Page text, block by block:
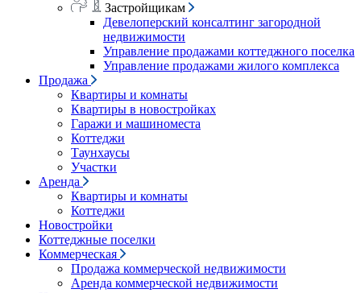
Застройщикам
Девелоперский консалтинг загородной
недвижимости
Управление продажами коттеджного поселка
Управление продажами жилого комплекса
Продажа
Квартиры и комнаты
Квартиры в новостройках
Гаражи и машиноместа
Коттеджи
Таунхаусы
Участки
Аренда
Квартиры и комнаты
Коттеджи
Новостройки
Коттеджные поселки
Коммерческая
Продажа коммерческой недвижимости
Аренда коммерческой недвижимости